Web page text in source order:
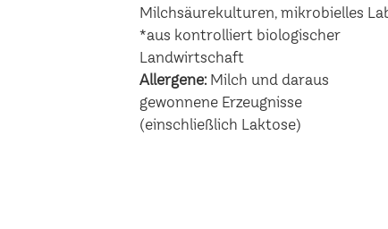
Milchsäurekulturen, mikrobielles
*aus kontrolliert biologischer
Landwirtschaft
Allergene:Milch und daraus
gewonnene Erzeugnisse
(einschließlich Laktose)